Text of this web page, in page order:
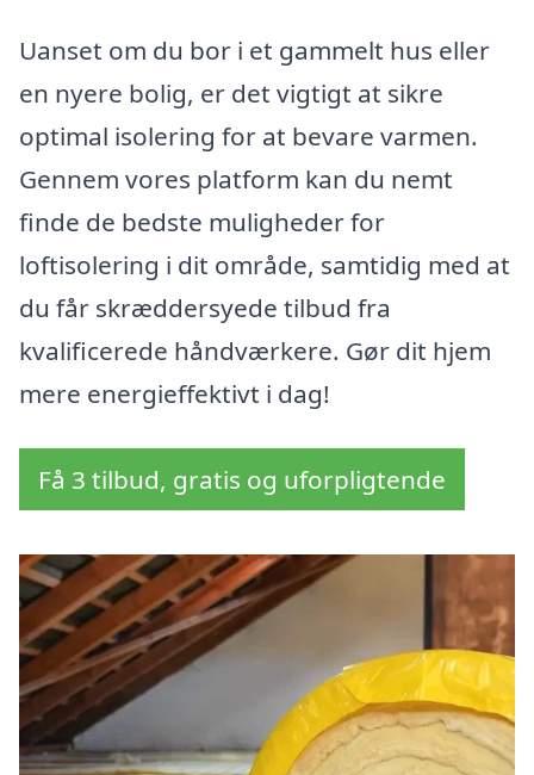
Uanset om du bor i et gammelt hus eller
en nyere bolig, er det vigtigt at sikre
optimal isolering for at bevare varmen.
Gennem vores platform kan du nemt
finde de bedste muligheder for
loftisolering i dit område, samtidig med at
du får skræddersyede tilbud fra
kvalificerede håndværkere. Gør dit hjem
mere energieffektivt i dag!
Få 3 tilbud, gratis og uforpligtende